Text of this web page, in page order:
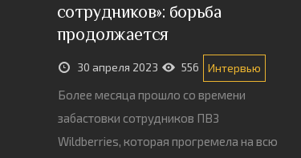
сотрудников»: борьба
продолжается
30 апреля 2023 556 Интервью
Более месяца прошло со времени
забастовки сотрудников ПВЗ
Wildberries, которая прогремела на всю